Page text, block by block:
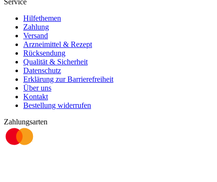
Hilfethemen
Zahlung
Versand
Arzneimittel & Rezept
Rücksendung
Qualität & Sicherheit
Datenschutz
Erklärung zur Barrierefreiheit
Über uns
Kontakt
Bestellung widerrufen
Zahlungsarten